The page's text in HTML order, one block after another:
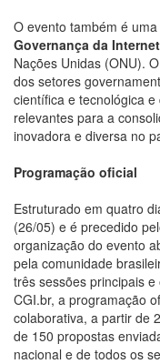
O evento também é
Governança da
Nações Unidas (ONU).
dos setores
científica e tecnológica
relevantes para a
inovadora e diversa no
Programação oficial
Estruturado em quatro
(26/05) e é precedido
organização do evento
pela comunidade
três sessões principais
CGI.br, a programação
colaborativa, a partir de
de 150 propostas
nacional e de todos os